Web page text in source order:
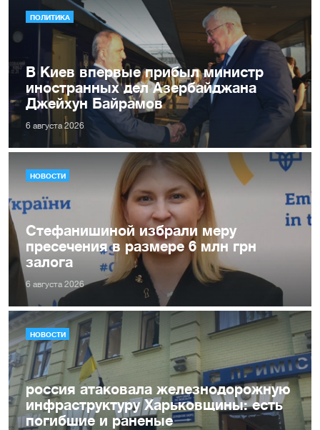
ПОЛИТИКА
В Киев впервые прибыл министр
иностранных дел Азербайджана
Джейхун Байрамов
6 августа 2026
НОВОСТИ
Стефанишиной избрали меру
пресечения в размере 6 млн грн
залога
6 августа 2026
НОВОСТИ
россия атаковала железнодорожную
инфраструктуру Харьковщины: есть
погибшие и раненые